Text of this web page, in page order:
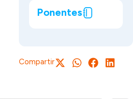
Ponentes
Compartir